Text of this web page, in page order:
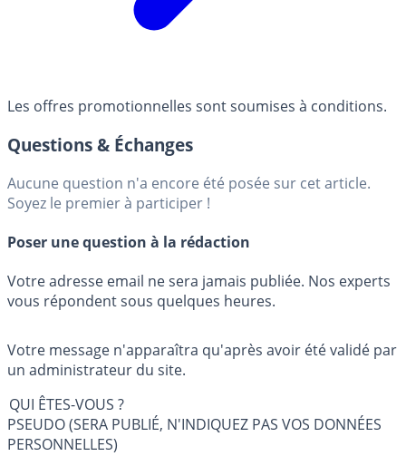
Les offres promotionnelles sont soumises à conditions.
Questions & Échanges
Aucune question n'a encore été posée sur cet article.
Soyez le premier à participer !
Poser une question à la rédaction
Votre adresse email ne sera jamais publiée. Nos experts
vous répondent sous quelques heures.
Votre message n'apparaîtra qu'après avoir été validé par
un administrateur du site.
QUI ÊTES-VOUS ?
PSEUDO (SERA PUBLIÉ, N'INDIQUEZ PAS VOS DONNÉES
PERSONNELLES)